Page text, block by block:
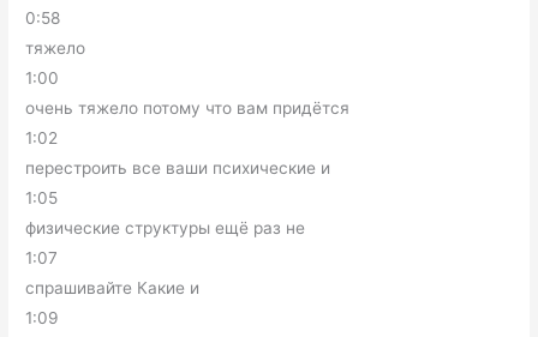
0:58
тяжело
1:00
очень тяжело потому что вам придётся
1:02
перестроить все ваши психические и
1:05
физические структуры ещё раз не
1:07
спрашивайте Какие и
1:09